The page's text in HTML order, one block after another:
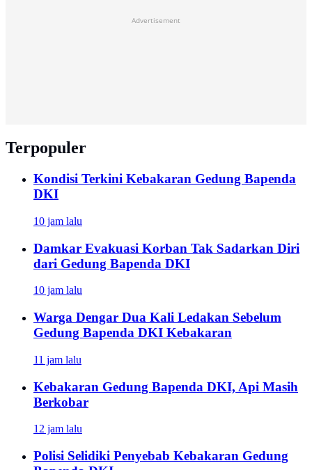
Advertisement
Terpopuler
Kondisi Terkini Kebakaran Gedung Bapenda
DKI
10 jam lalu
Damkar Evakuasi Korban Tak Sadarkan Diri
dari Gedung Bapenda DKI
10 jam lalu
Warga Dengar Dua Kali Ledakan Sebelum
Gedung Bapenda DKI Kebakaran
11 jam lalu
Kebakaran Gedung Bapenda DKI, Api Masih
Berkobar
12 jam lalu
Polisi Selidiki Penyebab Kebakaran Gedung